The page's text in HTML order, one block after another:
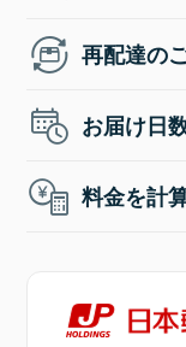
再配達の
お届け日
料金を計